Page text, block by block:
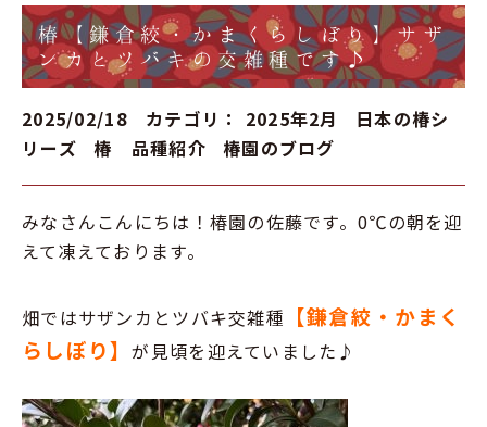
椿【鎌倉絞・かまくらしぼり】サザ
ンカとツバキの交雑種です♪
2025/02/18 カテゴリ： 2025年2月
日本の椿シ
リーズ
椿 品種紹介 椿園のブログ
みなさんこんにちは！椿園の佐藤です。0℃の朝を迎
えて凍えております。
畑ではサザンカとツバキ交雑種 【鎌倉絞・かまく
らしぼり】が見頃を迎えていました♪